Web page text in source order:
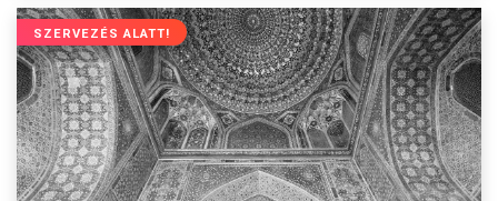
SZERVEZÉS ALATT!